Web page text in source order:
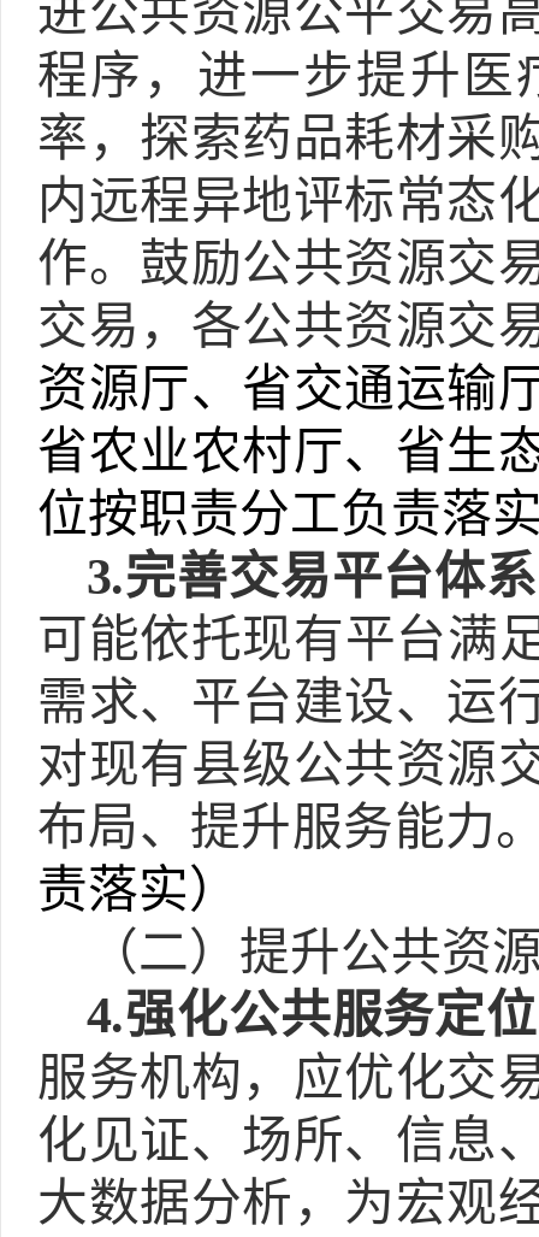
进公共资源公平交易
程序，进一步提升医
率，探索药品耗材采
内远程异地评标常态
作。鼓励公共资源交
交易，各公共资源交
资源厅、省交通运输
省农业农村厅、省生
位按职责分工负责落
3.完善交易平台体
可能依托现有平台满
需求、平台建设、运
对现有县级公共资源
布局、提升服务能力
责落实）
（二）提升公共资
4.强化公共服务定
服务机构，应优化交
化见证、场所、信息
大数据分析，为宏观